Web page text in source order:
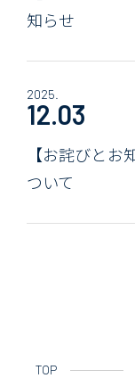
知らせ
2025.
12.03
【お詫びと
ついて
TOP